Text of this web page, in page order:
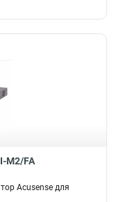
M2/FA
Acusense для